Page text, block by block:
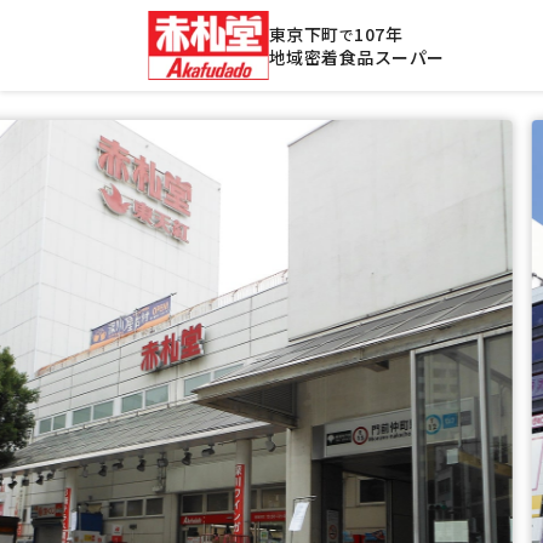
東京下町で107年
地域密着食品スーパー